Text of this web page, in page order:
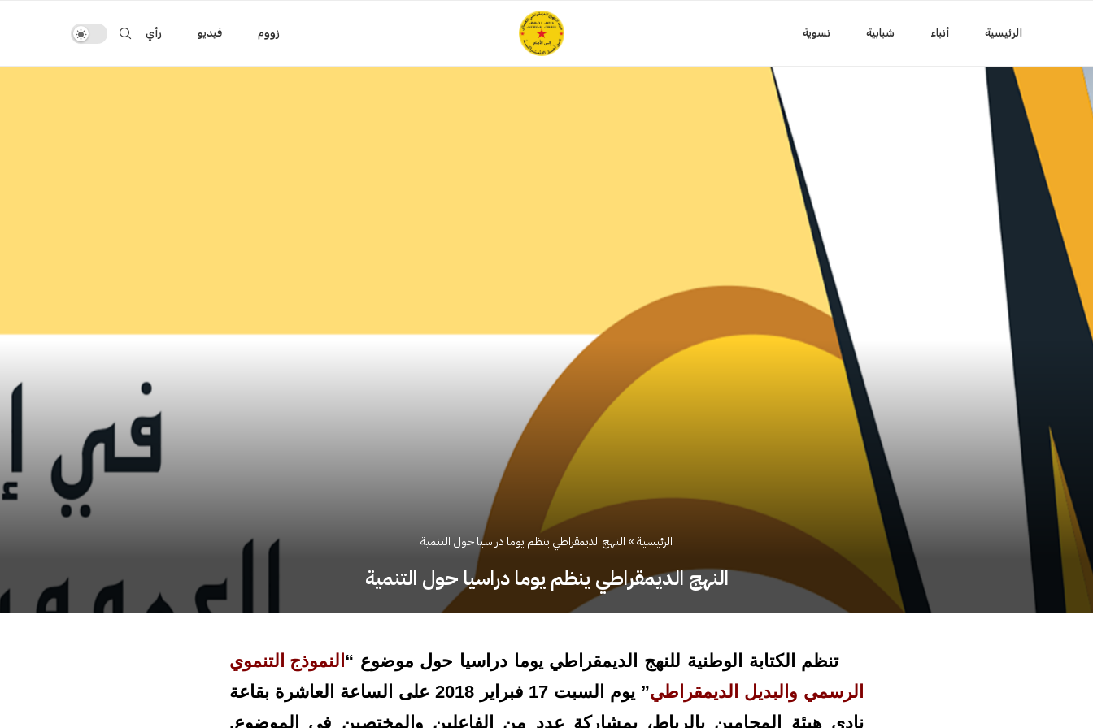
الرئيسية أنباء شبابية نسوية زووم فيديو رأي
الرئيسية» النهج الديمقراطي ينظم يوما دراسيا حول التنمية
النهج الديمقراطي ينظم يوما دراسيا حول التنمية
تنظم الكتابة الوطنية للنهج الديمقراطي يوما دراسيا حول موضوع “ النموذج التنموي
الرسمي والبديل الديمقراطي
” يوم السبت 17 فبراير 2018 على الساعة العاشرة بقاعة
نادي هيئة المحامين بالرباط، بمشاركة عدد من الفاعلين والمختصين في الموضوع.